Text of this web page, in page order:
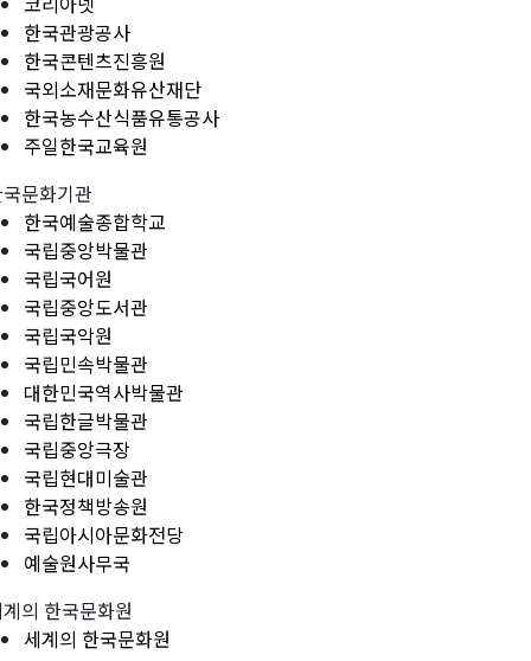
한국관광공사
한국콘텐츠진흥원
국외소재문화유산재단
한국농수산식품유통공사
주일한국교육원
문화기관
한국예술종합학교
국립중앙박물관
국립국어원
국립중앙도서관
국립국악원
국립민속박물관
대한민국역사박물관
국립한글박물관
국립중앙극장
국립현대미술관
한국정책방송원
국립아시아문화전당
예술원사무국
의 한국문화원
세계의 한국문화원